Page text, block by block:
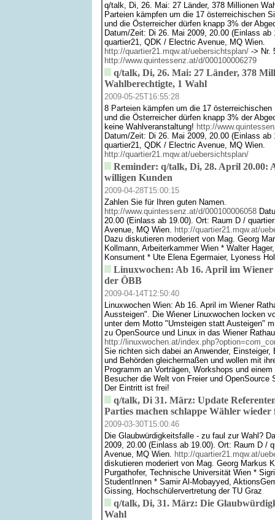
q/talk, Di, 26. Mai: 27 Länder, 378 Millionen
Parteien kämpfen um die 17 österreichischen
und die Österreicher dürfen knapp 3% der
Datum/Zeit: Di 26. Mai 2009, 20.00 (Einlass ab
quartier21, QDK / Electric Avenue, MQ Wien.
http://quartier21.mqw.at/uebersichtsplan/ -> Nr.
http://www.quintessenz.at/d/000100006279
q/talk, Di, 26. Mai: 27 Länder, 378
Wahlberechtigte, 1 Wahl
2009-05-25T16:55:28
8 Parteien kämpfen um die 17
und die Österreicher dürfen knapp 3% der
keine Wahlveranstaltung! http://
Datum/Zeit: Di 26. Mai 2009, 20.00 (Einlass ab
quartier21, QDK / Electric Avenue, MQ Wien.
http://quartier21.mqw.at/uebersichtsplan/
Reminder: q/talk, Di, 28. April 20.00:
willigen Kunden
2009-04-28T15:00:15
Zahlen Sie für Ihren guten Namen.
http://www.quintessenz.at/d/000100006058
20.00 (Einlass ab 19.00). Ort: Raum D /
Avenue, MQ Wien. http://quartier21.mqw.at/
Dazu diskutieren moderiert von Mag. Georg
Kollmann, Arbeiterkammer Wien * Walter
Konsument * Ute Elena Egermaier, Lyoness
Linuxwochen: Ab 16. April im
der ÖBB
2009-04-14T12:50:40
Linuxwochen Wien: Ab 16. April im Wiener
Aussteigen". Die Wiener Linuxwochen locken
unter dem Motto "Umsteigen statt Austeigen"
zu OpenSource und Linux in das Wiener
http://linuxwochen.at/
Sie richten sich dabei an Anwender, Einsteiger,
und Behörden gleichermaßen und wollen mit
Programm an Vorträgen, Workshops und
Besucher die Welt von Freier und OpenSource
Der Eintritt ist frei!
q/talk, Di 31. März: Update
Parties machen schlappe Wähler wieder
2009-03-30T15:00:46
Die Glaubwürdigkeitsfalle - zu faul zur Wahl?
2009, 20.00 (Einlass ab 19.00). Ort: Raum D /
Avenue, MQ Wien. http://quartier21.mqw.at/
diskutieren moderiert von Mag. Georg Markus
Purgathofer, Technische Universität Wien *
StudentInnen * Samir Al-Mobayyed,
Gissing, Hochschülervertretung der TU Graz
q/talk, Di, 31. März: Die
Wahl